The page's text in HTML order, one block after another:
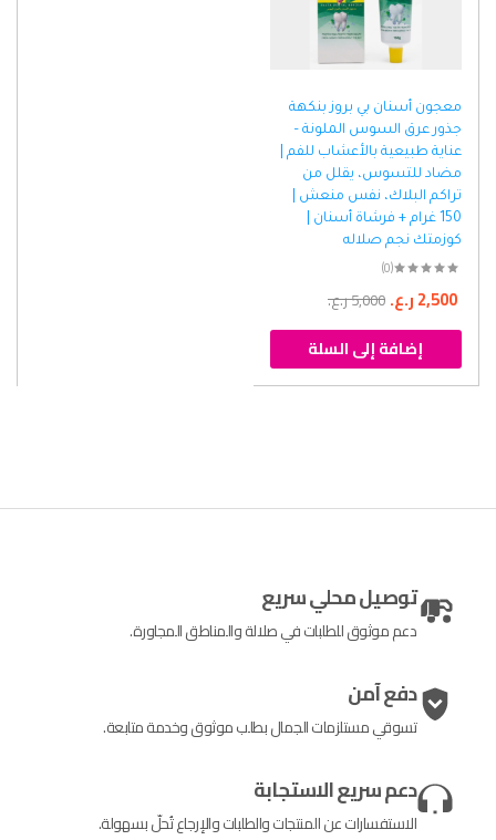
معجون أسنان بي بروز بنكهة
جذور عرق السوس الملونة –
عناية طبيعية بالأعشاب للفم |
مضاد للتسوس، يقلل من
تراكم البلاك، نفس منعش |
150 غرام + فرشاة أسنان |
كوزمتك نجم صلاله
(0)
5,000ر.ع. 2,500ر.ع.
إضافة إلى السلة
توصيل محلي سريع
دعم موثوق للطلبات في صلالة والمناطق المجاورة.
دفع آمن
تسوقي مستلزمات الجمال بطلب موثوق وخدمة متابعة.
دعم سريع الاستجابة
الاستفسارات عن المنتجات والطلبات والإرجاع تُحلّ بسهولة.